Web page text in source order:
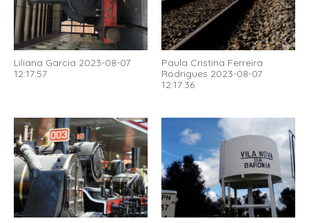
Liliana Garcia 2023-08-07
12:17:57
Paula Cristina Ferreira
Rodrigues 2023-08-07
12:17:36